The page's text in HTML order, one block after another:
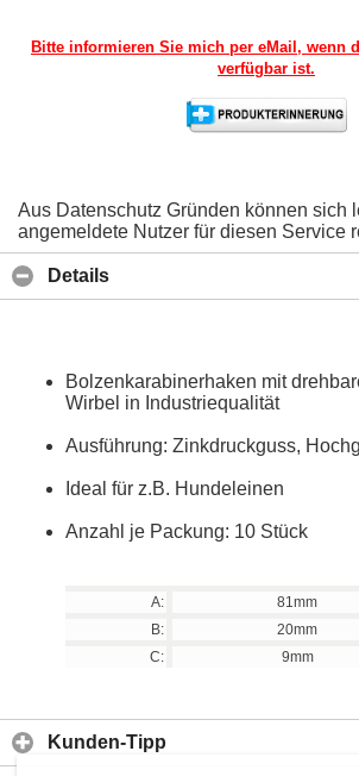
Bitte informieren Sie mich per eMail, wenn
verfügbar ist.
Aus Datenschutz Gründen können sich
angemeldete Nutzer für diesen Service
Details
Bolzenkarabinerhaken mit
Wirbel in Industriequalität
Ausführung: Zinkdruckguss,
Ideal für z.B. Hundeleinen
Anzahl je Packung: 10 Stück
A:
81mm
B:
20mm
C:
9mm
Kunden-Tipp